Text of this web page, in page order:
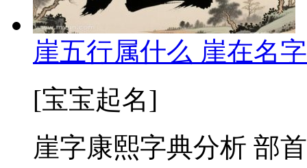
崖五行属什么 崖在名
[宝宝起名]
崖字康熙字典分析 部